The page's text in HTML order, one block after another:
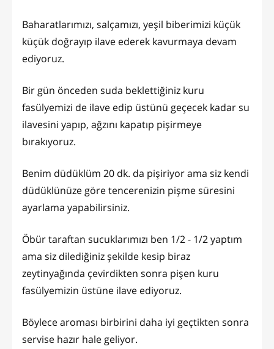
Baharatlarımızı, salçamızı, yeşil biberimizi küçük
küçük doğrayıp ilave ederek kavurmaya devam
ediyoruz.
Bir gün önceden suda beklettiğiniz kuru
fasülyemizi de ilave edip üstünü geçecek kadar su
ilavesini yapıp, ağzını kapatıp pişirmeye
bırakıyoruz.
Benim düdüklüm 20 dk. da pişiriyor ama siz kendi
düdüklünüze göre tencerenizin pişme süresini
ayarlama yapabilirsiniz.
Öbür taraftan sucuklarımızı ben 1/2 - 1/2 yaptım
ama siz dilediğiniz şekilde kesip biraz
zeytinyağında çevirdikten sonra pişen kuru
fasülyemizin üstüne ilave ediyoruz.
Böylece aroması birbirini daha iyi geçtikten sonra
servise hazır hale geliyor.